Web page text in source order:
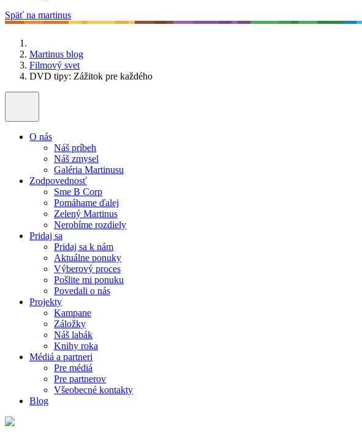
Späť na martinus
Martinus blog
Filmový svet
DVD tipy: Zážitok pre každého
O nás
Náš príbeh
Náš zmysel
Galéria Martinusu
Zodpovednosť
Sme B Corp
Pomáhame ďalej
Zelený Martinus
Nerobíme rozdiely
Pridaj sa
Pridaj sa k nám
Aktuálne ponuky
Výberový proces
Pošlite mi ponuku
Povedali o nás
Projekty
Kampane
Záložky
Náš labák
Knihy roka
Médiá a partneri
Pre médiá
Pre partnerov
Všeobecné kontakty
Blog